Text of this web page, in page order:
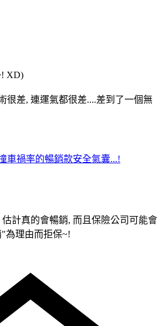
XD)
很差, 連運氣都很差....差到了一個無
車禍率的暢銷款安全氣囊...!
計真的會暢銷, 而且保險公司可能會
為理由而拒保~!